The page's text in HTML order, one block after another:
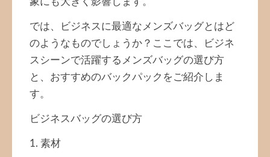
では、ビジネスに最適なメンズバッグとはど
のようなものでしょうか？ここでは、ビジネ
スシーンで活躍するメンズバッグの選び方
と、おすすめのバックパックをご紹介しま
す。
ビジネスバッグの選び方
1. 素材